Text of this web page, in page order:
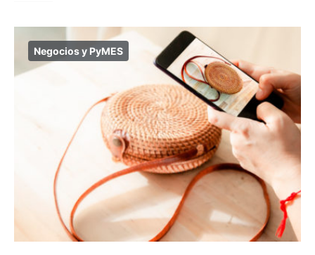
Negocios y PyMES